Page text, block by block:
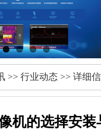
>> 行业动态 >> 详细
机的选择安装